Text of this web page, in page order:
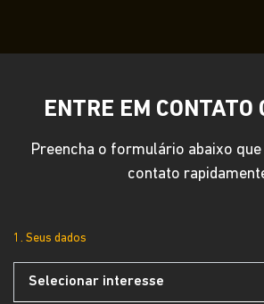
ENTRE EM CONTATO
Preencha o formulário abaixo
contato
1. Seus dados